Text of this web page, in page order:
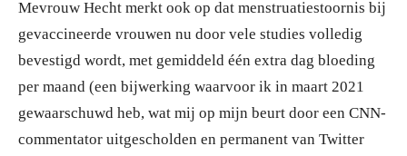
Mevrouw Hecht merkt ook op dat menstruatiestoornis bij
gevaccineerde vrouwen nu door vele studies volledig
bevestigd wordt, met gemiddeld één extra dag bloeding
per maand (een bijwerking waarvoor ik in maart 2021
gewaarschuwd heb, wat mij op mijn beurt door een CNN-
commentator uitgescholden en permanent van Twitter